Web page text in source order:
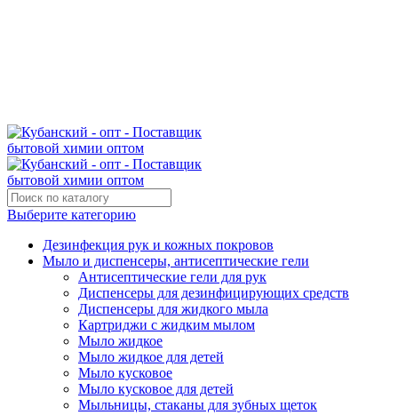
Выберите категорию
Дезинфекция рук и кожных покровов
Мыло и диспенсеры, антисептические гели
Антисептические гели для рук
Диспенсеры для дезинфицирующих средств
Диспенсеры для жидкого мыла
Картриджи с жидким мылом
Мыло жидкое
Мыло жидкое для детей
Мыло кусковое
Мыло кусковое для детей
Мыльницы, стаканы для зубных щеток